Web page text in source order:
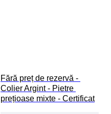
Fără preț de rezervă -
Colier Argint - Pietre
prețioase mixte - Certificat